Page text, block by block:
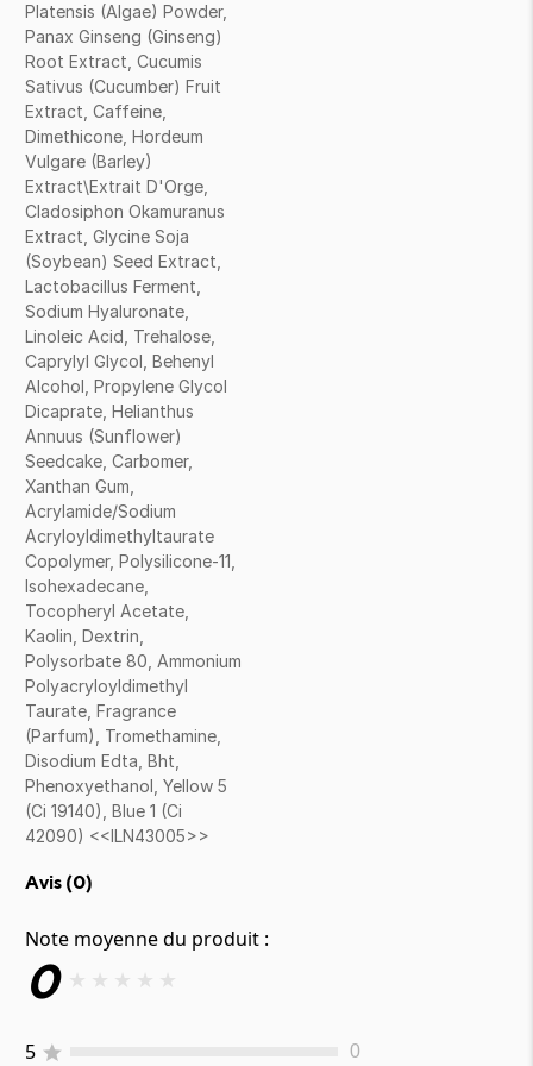
Platensis (Algae) Powder,
Panax Ginseng (Ginseng)
Root Extract, Cucumis
Sativus (Cucumber) Fruit
Extract, Caffeine,
Dimethicone, Hordeum
Vulgare (Barley)
Extract\Extrait D'Orge,
Cladosiphon Okamuranus
Extract, Glycine Soja
(Soybean) Seed Extract,
Lactobacillus Ferment,
Sodium Hyaluronate,
Linoleic Acid, Trehalose,
Caprylyl Glycol, Behenyl
Alcohol, Propylene Glycol
Dicaprate, Helianthus
Annuus (Sunflower)
Seedcake, Carbomer,
Xanthan Gum,
Acrylamide/Sodium
Acryloyldimethyltaurate
Copolymer, Polysilicone-11,
Isohexadecane,
Tocopheryl Acetate,
Kaolin, Dextrin,
Polysorbate 80, Ammonium
Polyacryloyldimethyl
Taurate, Fragrance
(Parfum), Tromethamine,
Disodium Edta, Bht,
Phenoxyethanol, Yellow 5
(Ci 19140), Blue 1 (Ci
42090) <<ILN43005>>
Avis (0)
Note moyenne du produit :
0 ★ ★ ★ ★ ★
5 0